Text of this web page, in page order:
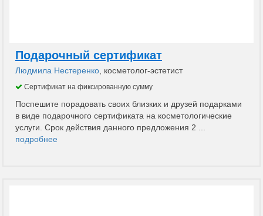
Подарочный сертификат
Людмила Нестеренко , косметолог-эстетист
Сертификат на фиксированную сумму
Поспешите порадовать своих близких и друзей подарками
в виде подарочного сертификата на косметологические
услуги. Срок действия данного предложения 2 ...
подробнее